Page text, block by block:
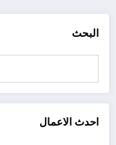
البحث
احدث الاعمال